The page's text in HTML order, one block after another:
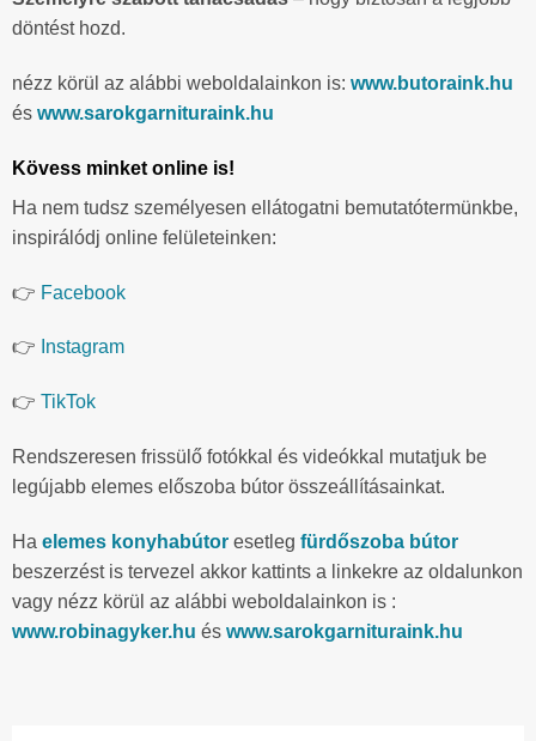
döntést hozd.
nézz körül az alábbi weboldalainkon is: www.butoraink.hu
és www.sarokgarnituraink.hu
Kövess minket online is!
Ha nem tudsz személyesen ellátogatni bemutatótermünkbe,
inspirálódj online felületeinken:
👉 Facebook
👉 Instagram
👉 TikTok
Rendszeresen frissülő fotókkal és videókkal mutatjuk be
legújabb elemes előszoba bútor összeállításainkat.
Ha elemes konyhabútor esetleg fürdőszoba bútor
beszerzést is tervezel akkor kattints a linkekre az oldalunkon
vagy nézz körül az alábbi weboldalainkon is :
www.robinagyker.hu és www.sarokgarnituraink.hu